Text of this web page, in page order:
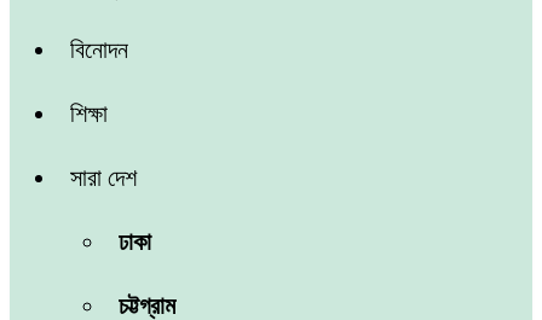
বিনোদন
শিক্ষা
সারা দেশ
ঢাকা
চট্টগ্রাম